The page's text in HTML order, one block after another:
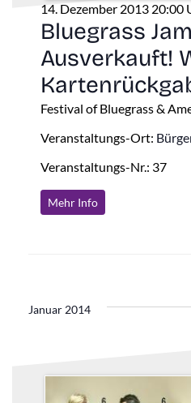
14. Dezember 2013 20:00
Bluegrass
Ausverkauft!
Festival of Bluegrass &
Veranstaltungs-Ort:
Veranstaltungs-Nr.: 37
Mehr Info
Januar 2014